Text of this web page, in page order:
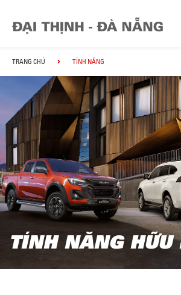
TRANG CHỦ TÍNH NĂNG
TÍNH NĂNG HỮU